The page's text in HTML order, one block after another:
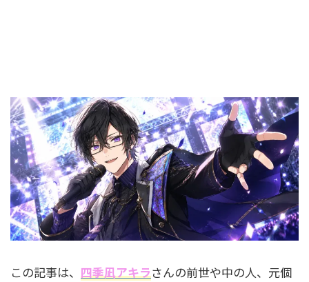
この記事は、 四季凪アキラさんの前世や中の人、元個